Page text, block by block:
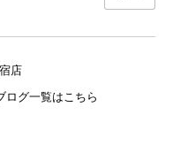
店
ログ一覧はこちら